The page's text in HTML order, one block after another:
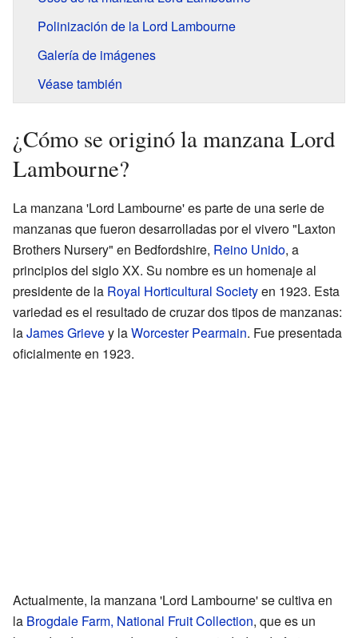
Polinización de la Lord Lambourne
Galería de imágenes
Véase también
¿Cómo se originó la manzana Lord
Lambourne?
La manzana 'Lord Lambourne' es parte de una serie de
manzanas que fueron desarrolladas por el vivero "Laxton
Brothers Nursery" en Bedfordshire, Reino Unido, a
principios del siglo XX. Su nombre es un homenaje al
presidente de la Royal Horticultural Societyen 1923. Esta
variedad es el resultado de cruzar dos tipos de manzanas:
laJames Grievey laWorcester Pearmain. Fue presentada
oficialmente en 1923.
Actualmente, la manzana 'Lord Lambourne' se cultiva en
la Brogdale Farm, National Fruit Collection, que es un